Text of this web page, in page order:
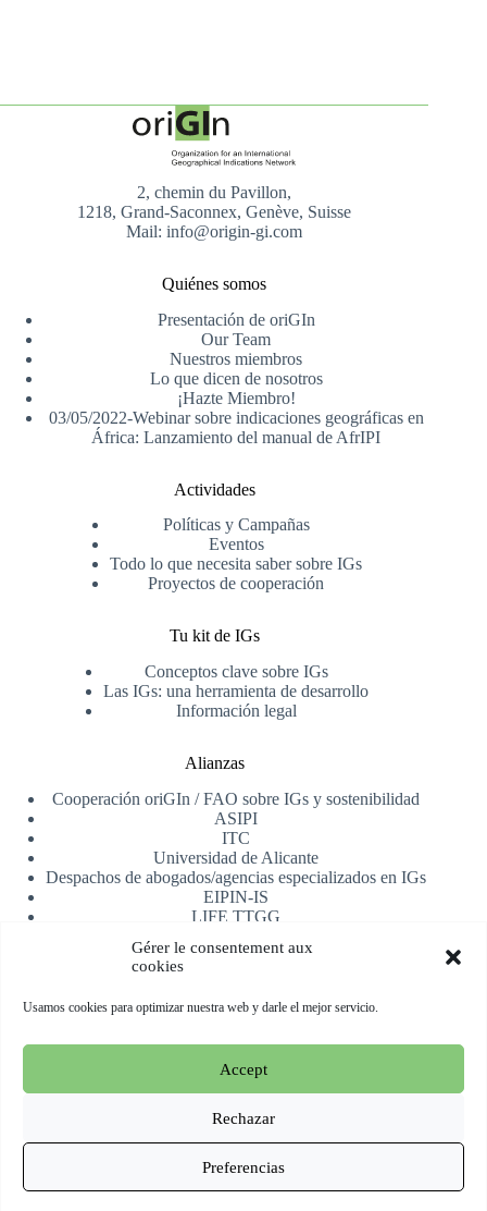
Gérer le consentement aux
cookies
Usamos cookies para optimizar nuestra web y darle el mejor servicio.
Accept
Rechazar
Preferencias
2, chemin du Pavillon,
1218, Grand-Saconnex, Genève, Suisse
Mail: info@origin-gi.com
Quiénes somos
Presentación de oriGIn
Our Team
Nuestros miembros
Lo que dicen de nosotros
¡Hazte Miembro!
03/05/2022-Webinar sobre indicaciones geográficas en
África: Lanzamiento del manual de AfrIPI
Actividades
Políticas y Campañas
Eventos
Todo lo que necesita saber sobre IGs
Proyectos de cooperación
Tu kit de IGs
Conceptos clave sobre IGs
Las IGs: una herramienta de desarrollo
Información legal
Alianzas
Cooperación oriGIn / FAO sobre IGs y sostenibilidad
ASIPI
ITC
Universidad de Alicante
Despachos de abogados/agencias especializados en IGs
EIPIN-IS
LIFE TTGG
Registrarse
Copyright © 2026 oriGIn | Organization for an International
Geographical Indications Network -Web alojada y manejada